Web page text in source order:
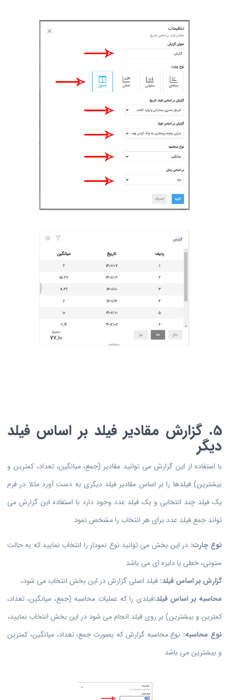
5. گزارش مقادیر فیلد بر اساس فیلد
دیگر
با استفاده از این گزارش می توانید مقادیر (جمع، میانگین، تعداد، کمترین و
بیشترین) فیلد‌ها را بر اساس مقادیر فیلد دیگری به دست آورد مثلا در فرم
یک فیلد چند انتخابی و یک فیلد عدد وجود دارد با استفاده این گزارش می
تواند جمع فیلد عدد برای هر انتخاب را مشخص نمود.
نوع چارت: در این بخش می توانید نوع نمودار را انتخاب نمایید که به حالت
ستونی، خطی یا دایره ای می باشد
گزارش بر اساس فیلد: فیلد اصلی گزارش در این بخش انتخاب می شود،
محاسبه بر اساس فیلد:فیلدی را که عملیات محاسبه (جمع، میانگین، تعداد،
کمترین و بیشترین) بر روی فیلد انجام می شود در این بخش انتخاب نمایید،
نوع محاسبه: نوع محاسبه گزارش که بصورت جمع، تعداد، میانگین، کمترین
و بیشترین می باشد